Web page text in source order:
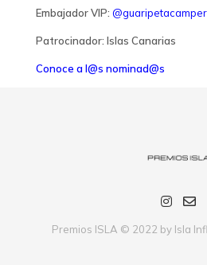
Embajador VIP: @guaripetacamper
Patrocinador: Islas Canarias
Conoce a l@s nominad@s
Premios ISLA © 2022 by Isla